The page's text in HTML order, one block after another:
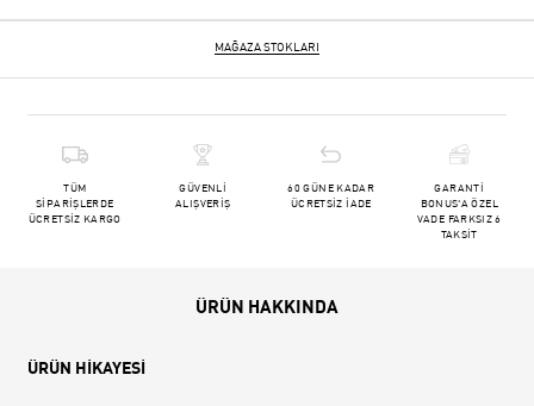
MAĞAZA STOKLARI
TÜM
SİPARİŞLERDE
ÜCRETSİZ KARGO
GÜVENLİ
ALIŞVERİŞ
60 GÜNE KADAR
ÜCRETSİZ İADE
GARANTİ
BONUS'A ÖZEL
VADE FARKSIZ 6
TAKSİT
ÜRÜN HAKKINDA
ÜRÜN HİKAYESİ